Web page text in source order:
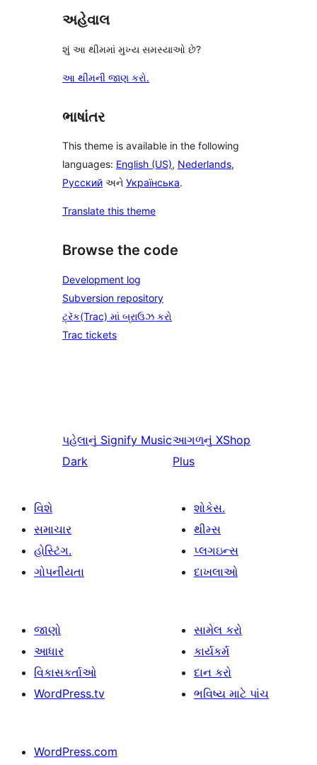
અહેવાલ
શું આ થીમમાં મુખ્ય સમસ્યાઓ છે?
આ થીમની જાણ કરો.
ભાષાંતર
This theme is available in the following
languages: English (US), Nederlands,
Русский અને Українська.
Translate this theme
Browse the code
Development log
Subversion repository
ટ્રૅક(Trac) માં બ્રાઉઝ કરો
Trac tickets
પહેલાનું Signify Music
Dark
આગળનું XShop
Plus
વિશે
સમાચાર
હોસ્ટિંગ.
ગોપનીયતા
શોકેસ.
થીમ્સ
પ્લગઇન્સ
દાખલાઓ
જાણો
આધાર
વિકાસકર્તાઓ
WordPress.tv
સામેલ કરો
કાર્યકર્મ
દાન કરો
ભવિષ્ય માટે પાંચ
WordPress.com